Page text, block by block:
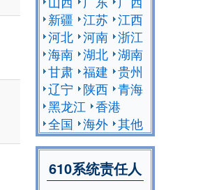
新疆 江苏 江西
河北 河南 浙江
海南 湖北 湖南
甘肃 福建 贵州
辽宁
陕西 青海
黑龙江 香港
全国 海外 其他
610系统责任人